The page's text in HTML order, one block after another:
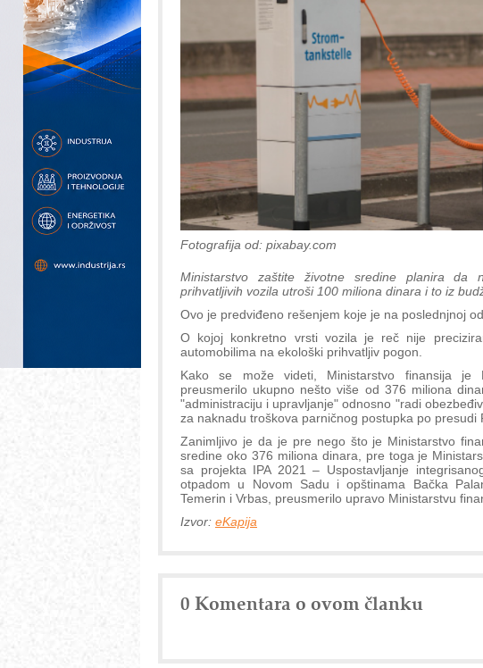
Fotografija od: pixabay.com
Ministarstvo zaštite životne sredine planira da
prihvatljivih vozila utroši 100 miliona dinara i to iz
Ovo je predviđeno rešenjem koje je na poslednjnoj
O kojoj konkretno vrsti vozila je reč nije
automobilima na ekološki prihvatljiv pogon.
Kako se može videti, Ministarstvo finansija je
preusmerilo ukupno nešto više od 376 miliona
"administraciju i upravljanje" odnosno "radi
za naknadu troškova parničnog postupka po presudi
Zanimljivo je da je pre nego što je Ministarstvo
sredine oko 376 miliona dinara, pre toga je
sa projekta IPA 2021 – Uspostavljanje
otpadom u Novom Sadu i opštinama Bačka
Temerin i Vrbas, preusmerilo upravo Ministarstvu
Izvor: eKapija
0 Komentara o ovom članku